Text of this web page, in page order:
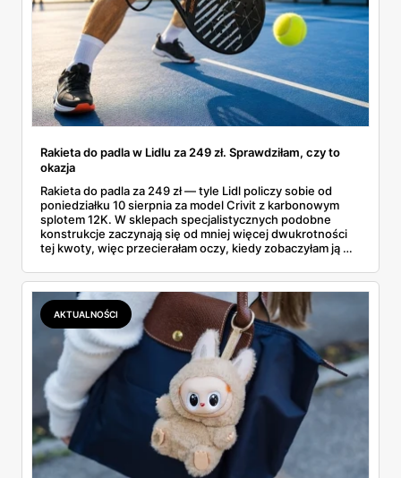
Rakieta do padla w Lidlu za 249 zł. Sprawdziłam, czy to
okazja
Rakieta do padla za 249 zł — tyle Lidl policzy sobie od
poniedziałku 10 sierpnia za model Crivit z karbonowym
splotem 12K. W sklepach specjalistycznych podobne
konstrukcje zaczynają się od mniej więcej dwukrotności
tej kwoty, więc przecierałam oczy, kiedy zobaczyłam ją w
najszybciej rosnący sport w Polsce: kortów przybywa
lawinowo, a chętnych jeszcze szybciej. Sprawdziłam, co
dokładnie dostajemy za te pieniądze i komu taka rakieta
faktycznie wystarczy.
AKTUALNOŚCI